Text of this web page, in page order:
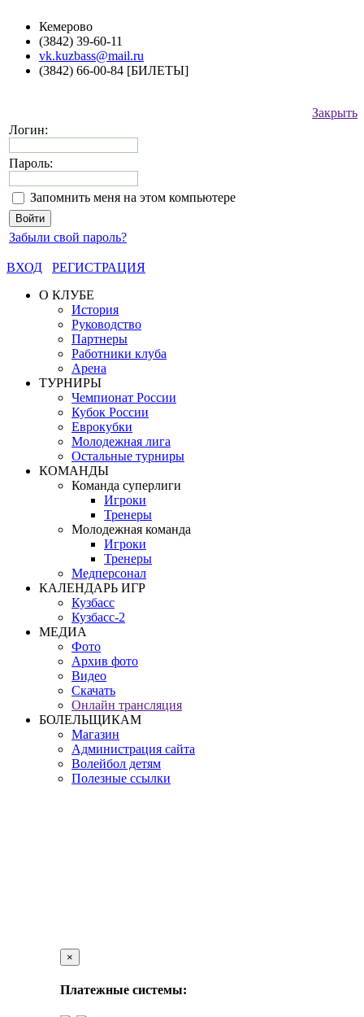
Кемерово
(3842) 39-60-11
vk.kuzbass@mail.ru
(3842) 66-00-84 [БИЛЕТЫ]
Закрыть
Логин:
Пароль:
Запомнить меня на этом компьютере
Забыли свой пароль?
ВХОД
РЕГИСТРАЦИЯ
О КЛУБЕ
История
Руководство
Партнеры
Работники клуба
Арена
ТУРНИРЫ
Чемпионат России
Кубок России
Еврокубки
Молодежная лига
Остальные турниры
КОМАНДЫ
Команда суперлиги
Игроки
Тренеры
Молодежная команда
Игроки
Тренеры
Медперсонал
КАЛЕНДАРЬ ИГР
Кузбасс
Кузбасс-2
МЕДИА
Фото
Архив фото
Видео
Скачать
Онлайн трансляция
БОЛЕЛЬЩИКАМ
Магазин
Администрация сайта
Волейбол детям
Полезные ссылки
×
Платежные системы: